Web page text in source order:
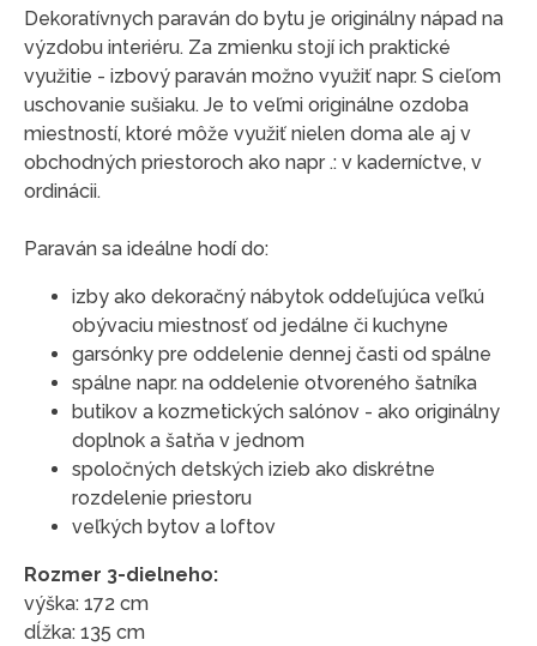
Dekoratívnych paraván do bytu je originálny nápad na
výzdobu interiéru. Za zmienku stojí ich praktické
využitie - izbový paraván možno využiť napr. S cieľom
uschovanie sušiaku. Je to veľmi originálne ozdoba
miestností, ktoré môže využiť nielen doma ale aj v
obchodných priestoroch ako napr .: v kaderníctve, v
ordinácii.
Paraván sa ideálne hodí do:
izby ako dekoračný nábytok oddeľujúca veľkú
obývaciu miestnosť od jedálne či kuchyne
garsónky pre oddelenie dennej časti od spálne
spálne napr. na oddelenie otvoreného šatníka
butikov a kozmetických salónov - ako originálny
doplnok a šatňa v jednom
spoločných detských izieb ako diskrétne
rozdelenie priestoru
veľkých bytov a loftov
Rozmer 3-dielneho:
výška: 172 cm
dĺžka: 135 cm